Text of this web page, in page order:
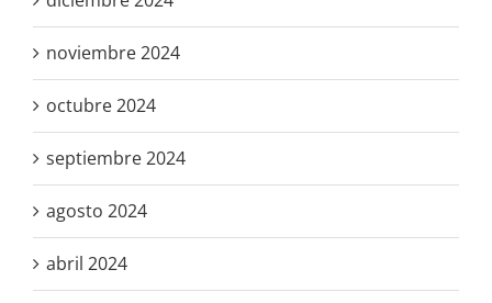
noviembre 2024
octubre 2024
septiembre 2024
agosto 2024
abril 2024